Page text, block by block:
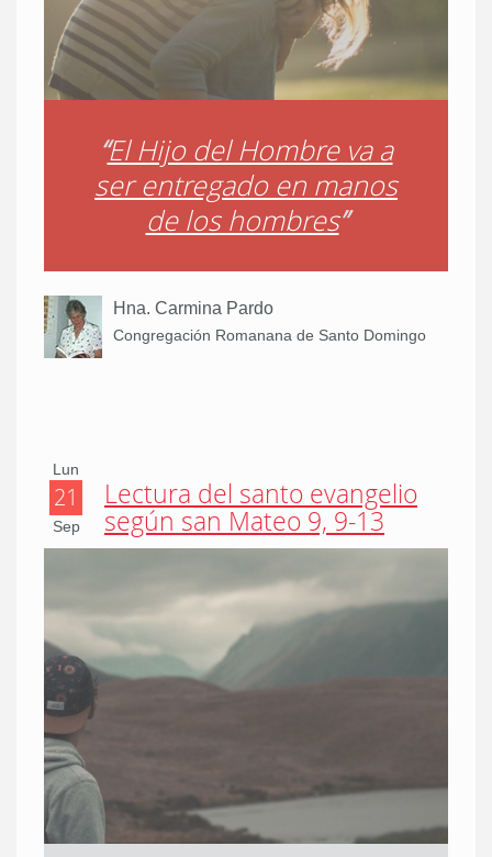
“El Hijo del Hombre va a
ser entregado en manos
de los hombres”
Hna. Carmina Pardo
Congregación Romanana de Santo Domingo
Lun
21
Sep
Lectura del santo evangelio
según san Mateo 9, 9-13